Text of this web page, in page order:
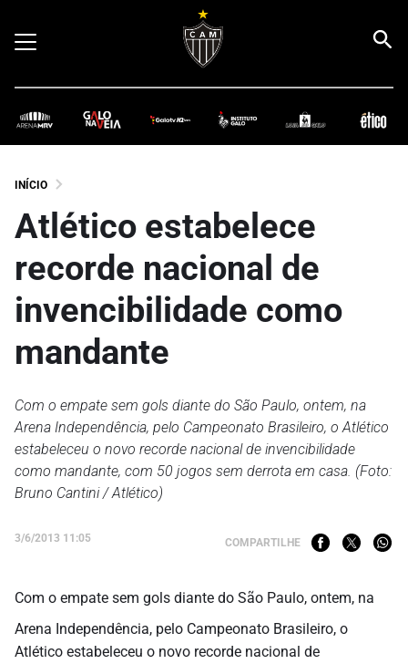
INÍCIO
Atlético estabelece
recorde nacional de
invencibilidade como
mandante
Com o empate sem gols diante do São Paulo, ontem, na
Arena Independência, pelo Campeonato Brasileiro, o Atlético
estabeleceu o novo recorde nacional de invencibilidade
como mandante, com 50 jogos sem derrota em casa. (Foto:
Bruno Cantini / Atlético)
3/6/2013 11:05 COMPARTILHE
Com o empate sem gols diante do São Paulo, ontem, na
Arena Independência, pelo Campeonato Brasileiro, o
Atlético estabeleceu o novo recorde nacional de